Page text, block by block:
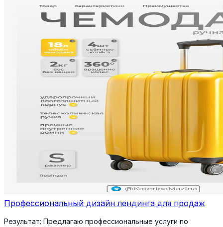
Профессиональный дизайн лендинга для продаж
Результат: Предлагаю профессиональные услуги по